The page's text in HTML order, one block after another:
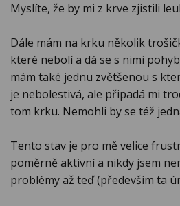
Myslíte, že by mi z krve zjistili
Dále mám na krku několik
které nebolí a dá se s nimi
mám také jednu zvětšenou s
je nebolestivá, ale připadá mi
tom krku. Nemohli by se též
Tento stav je pro mě velice
poměrně aktivní a nikdy jsem
problémy až teď (především ta